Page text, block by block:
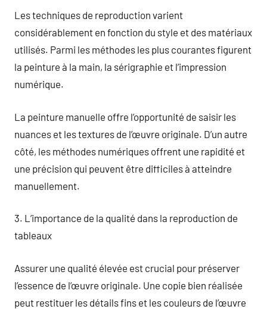
Les techniques de reproduction varient
considérablement en fonction du style et des matériaux
utilisés. Parmi les méthodes les plus courantes figurent
la peinture à la main, la sérigraphie et l’impression
numérique.
La peinture manuelle offre l’opportunité de saisir les
nuances et les textures de l’œuvre originale. D’un autre
côté, les méthodes numériques offrent une rapidité et
une précision qui peuvent être difficiles à atteindre
manuellement.
3. L’importance de la qualité dans la reproduction de
tableaux
Assurer une qualité élevée est crucial pour préserver
l’essence de l’œuvre originale. Une copie bien réalisée
peut restituer les détails fins et les couleurs de l’œuvre